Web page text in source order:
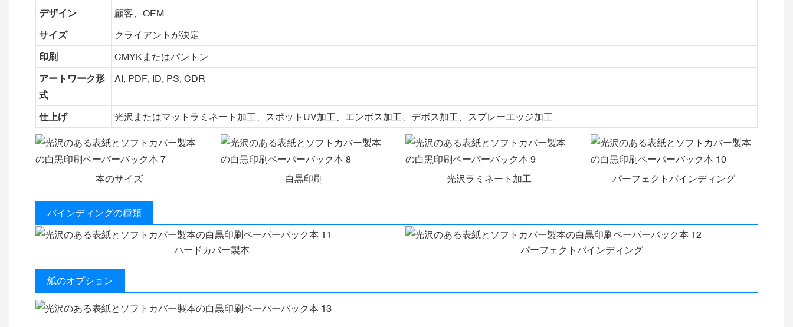
デザイン 顧客、OEM
サイズ クライアントが決定
印刷 CMYKまたはパントン
アートワーク形
式
AI, PDF, ID, PS, CDR
仕上げ 光沢またはマットラミネート加工、スポットUV加工、エンボス加工、デボス加工、スプレーエッジ加工
本のサイズ 白黒印刷 光沢ラミネート加工 パーフェクトバインディング
バインディングの種類
ハードカバー製本 パーフェクトバインディング
紙のオプション